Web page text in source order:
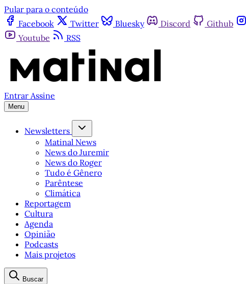
Pular para o conteúdo
Facebook
Twitter Bluesky Discord Github
Youtube
RSS
Entrar Assine
Menu
Newsletters
Matinal News
News do Juremir
News do Roger
Tudo é Gênero
Parêntese
Climática
Reportagem
Cultura
Agenda
Opinião
Podcasts
Mais projetos
Buscar